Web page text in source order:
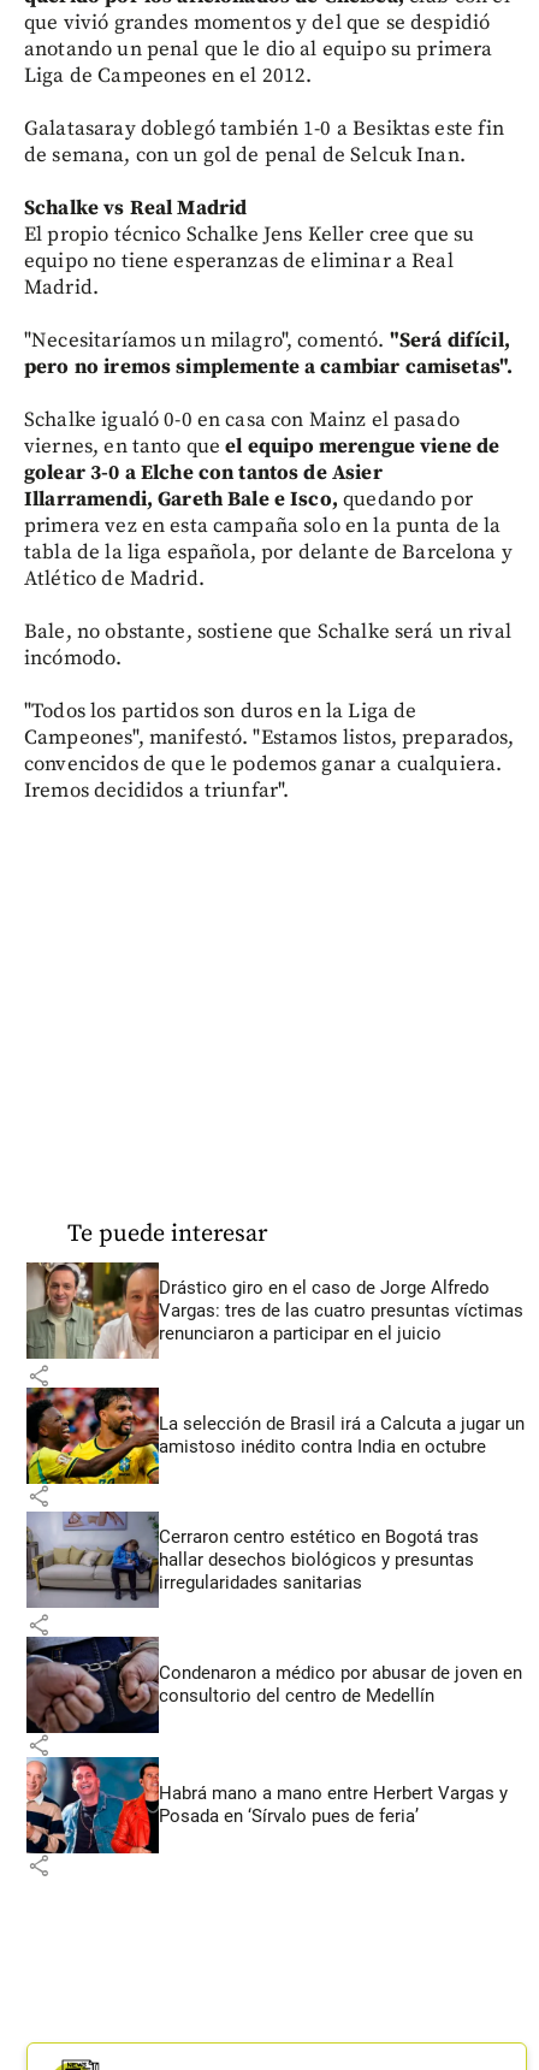
que vivió grandes momentos y del que se despidió
anotando un penal que le dio al equipo su primera
Liga de Campeones en el 2012.
Galatasaray doblegó también 1-0 a Besiktas este fin
de semana, con un gol de penal de Selcuk Inan.
Schalke vs Real Madrid
El propio técnico Schalke Jens Keller cree que su
equipo no tiene esperanzas de eliminar a Real
Madrid.
"Necesitaríamos un milagro", comentó. "Será difícil,
pero no iremos simplemente a cambiar camisetas".
Schalke igualó 0-0 en casa con Mainz el pasado
viernes, en tanto queel equipo merengue viene de
golear 3-0 a Elche con tantos de Asier
Illarramendi, Gareth Bale e Isco, quedando por
primera vez en esta campaña solo en la punta de la
tabla de la liga española, por delante de Barcelona y
Atlético de Madrid.
Bale, no obstante, sostiene que Schalke será un rival
incómodo.
"Todos los partidos son duros en la Liga de
Campeones", manifestó. "Estamos listos, preparados,
convencidos de que le podemos ganar a cualquiera.
Iremos decididos a triunfar".
Te puede interesar
Drástico giro en el caso de Jorge Alfredo
Vargas: tres de las cuatro presuntas víctimas
renunciaron a participar en el juicio
share
La selección de Brasil irá a Calcuta a jugar un
amistoso inédito contra India en octubre
share
Cerraron centro estético en Bogotá tras
hallar desechos biológicos y presuntas
irregularidades sanitarias
share
Condenaron a médico por abusar de joven en
consultorio del centro de Medellín
share
Habrá mano a mano entre Herbert Vargas y
Posada en ‘Sírvalo pues de feria’
share